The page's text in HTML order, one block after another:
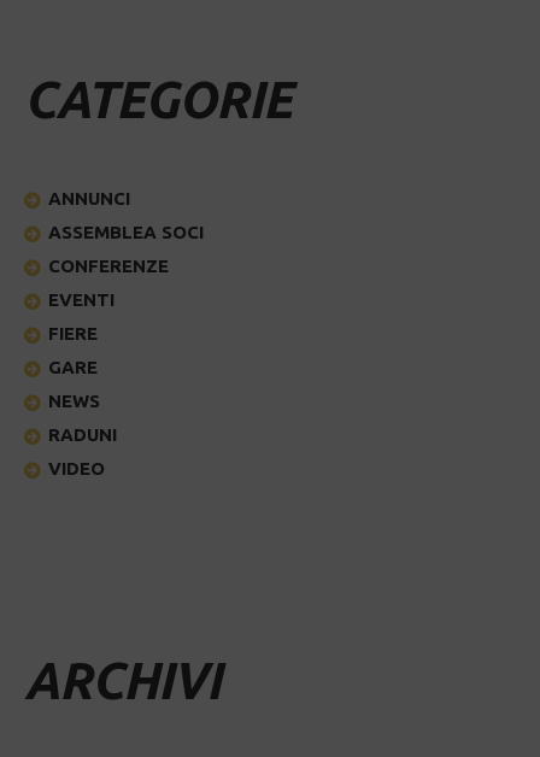
CATEGORIE
ANNUNCI
ASSEMBLEA SOCI
CONFERENZE
EVENTI
FIERE
GARE
NEWS
RADUNI
VIDEO
ARCHIVI